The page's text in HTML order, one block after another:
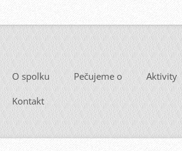
O spolku Pečujeme o Aktivity
Kontakt